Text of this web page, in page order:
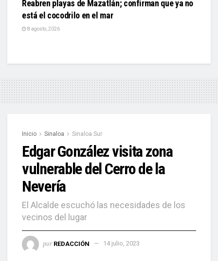
Reabren playas de Mazatlán; confirman que ya no
está el cocodrilo en el mar
8 agosto, 2026
Inicio Sinaloa Sinaloa Sur
Edgar González visita zona
vulnerable del Cerro de la
Nevería
El Alcalde escuchó las necesidades de los
vecinos del lugar
por REDACCIÓN 14 julio, 2023